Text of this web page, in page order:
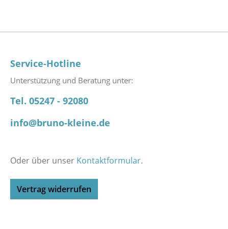
Service-Hotline
Unterstützung und Beratung unter:
Tel. 05247 - 92080
info@bruno-kleine.de
Oder über unser Kontaktformular.
Vertrag widerrufen